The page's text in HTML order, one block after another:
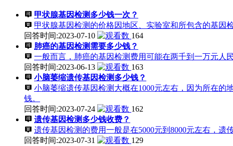
甲状腺基因检测多少钱一次？
甲状腺基因检测的价格因地区、实验室和所包含的基因
回答时间:2023-07-10
164
肺癌的基因检测需要多少钱？
一般而言，肺癌的基因检测费用可能在两千到一万元人
回答时间:2023-06-13
163
小脑萎缩遗传基因检测多少钱？
小脑萎缩遗传基因检测大概在1000元左右，因为所在
钱。
回答时间:2023-07-24
162
遗传基因检测多少钱收费？
遗传基因检测的费用一般是在5000元到8000元左右，
回答时间:2023-07-31
129